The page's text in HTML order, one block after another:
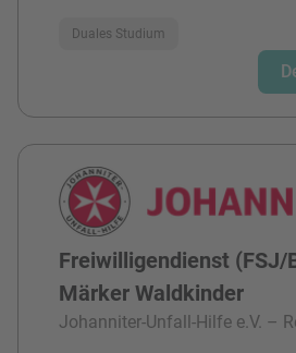
Duales Studium
Freiwilligendienst (FSJ/
Märker Waldkinder
Johanniter-Unfall-Hilfe e.V. –